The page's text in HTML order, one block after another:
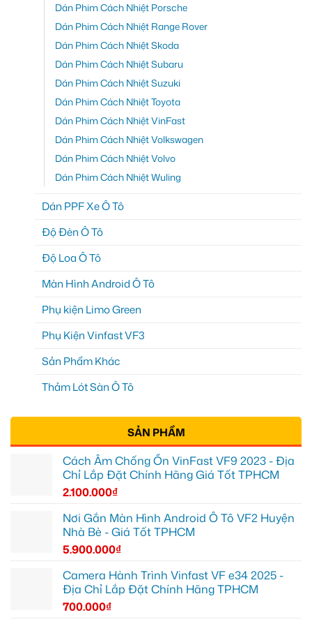
Dán Phim Cách Nhiệt Porsche
Dán Phim Cách Nhiệt Range Rover
Dán Phim Cách Nhiệt Skoda
Dán Phim Cách Nhiệt Subaru
Dán Phim Cách Nhiệt Suzuki
Dán Phim Cách Nhiệt Toyota
Dán Phim Cách Nhiệt VinFast
Dán Phim Cách Nhiệt Volkswagen
Dán Phim Cách Nhiệt Volvo
Dán Phim Cách Nhiệt Wuling
Dán PPF Xe Ô Tô
Độ Đèn Ô Tô
Độ Loa Ô Tô
Màn Hình Android Ô Tô
Phụ kiện Limo Green
Phụ Kiện Vinfast VF3
Sản Phẩm Khác
Thảm Lót Sàn Ô Tô
SẢN PHẨM
Cách Âm Chống Ồn VinFast VF9 2023 - Địa
Chỉ Lắp Đặt Chính Hãng Giá Tốt TPHCM
2.100.000₫
Nơi Gắn Màn Hình Android Ô Tô VF2 Huyện
Nhà Bè - Giá Tốt TPHCM
5.900.000₫
Camera Hành Trình Vinfast VF e34 2025 -
Địa Chỉ Lắp Đặt Chính Hãng TPHCM
700.000₫